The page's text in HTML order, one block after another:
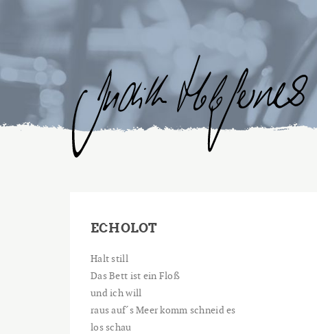
ECHOLOT
Halt still
Das Bett ist ein Floß
und ich will
raus auf´s Meer komm schneid es
los schau